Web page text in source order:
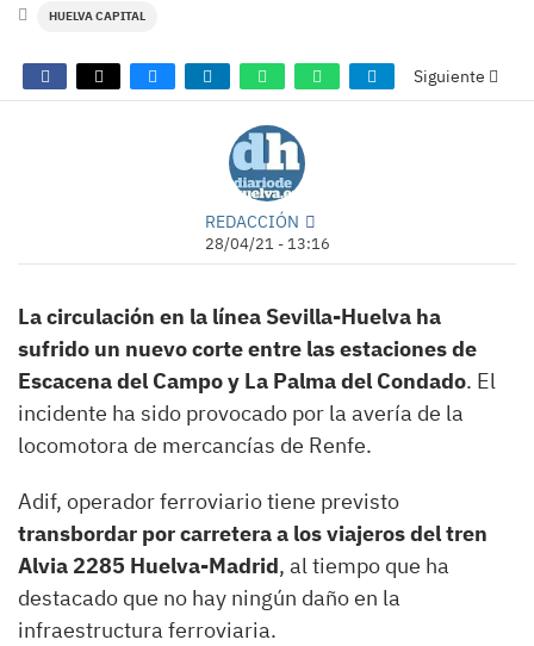
HUELVA CAPITAL
Siguiente
REDACCIÓN
28/04/21 - 13:16
La circulación en la línea Sevilla-Huelva ha
sufrido un nuevo corte entre las estaciones de
Escacena del Campo y La Palma del Condado. El
incidente ha sido provocado por la avería de la
locomotora de mercancías de Renfe.
Adif, operador ferroviario tiene previsto
transbordar por carretera a los viajeros del tren
Alvia 2285 Huelva-Madrid, al tiempo que ha
destacado que no hay ningún daño en la
infraestructura ferroviaria.